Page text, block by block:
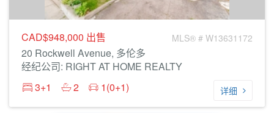
CAD$948,000 出售 MLS® # W13631172
20 Rockwell Avenue, 多伦多
经纪公司: RIGHT AT HOME REALTY
3+1
2 1(0+1) 详细